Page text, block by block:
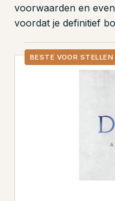
voorwaarden en
voordat je definitief
BESTE VOOR STELLEN